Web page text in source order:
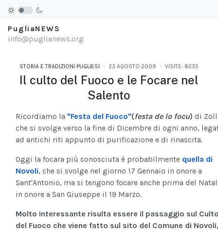
PugliaNEWS
info@puglianews.org
STORIA E TRADIZIONI PUGLIESI 23 AGOSTO 2009 VISITE: 8235
Il culto del Fuoco e le Focare nel
Salento
Ricordiamo la "Festa del Fuoco"(festa de lo focu) di
che si svolge verso la fine di Dicembre di ogni anno,
ad antichi riti appunto di purificazione e di rinascita.
Oggi la focara più conosciuta è probabilmente quella di
Novoli, che si svolge nel giorno 17 Gennaio in onore a
Sant'Antonio, ma si tengono focare anche prima del
in onore a San Giuseppe il 19 Marzo.
Molto interessante risulta essere il passaggio sul
del Fuoco che viene fatto sul sito del Comune di Novoli,